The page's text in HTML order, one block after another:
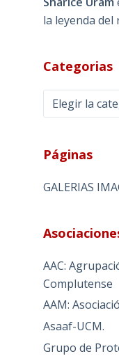
la leyenda del
Categorias
Categorias
Páginas
GALERIAS
AAC:
Complutense
AAM:
Asaaf-UCM.
Grupo de